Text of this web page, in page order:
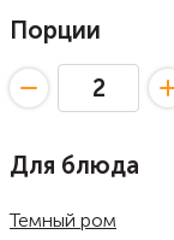
Порции
Для блюда
Темный ром